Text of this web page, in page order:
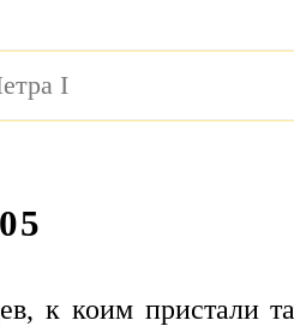
I
к коим пристали